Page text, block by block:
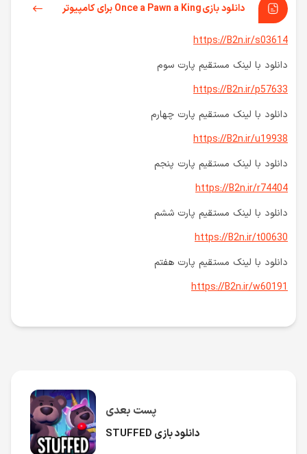
دانلود بازی Once a Pawn a King برای کامپیوتر
https://B2n.ir/s03614
دانلود با لینک مستقیم پارت سوم
https://B2n.ir/p57633
دانلود با لینک مستقیم پارت چهارم
https://B2n.ir/u19938
دانلود با لینک مستقیم پارت پنجم
https://B2n.ir/r74404
دانلود با لینک مستقیم پارت ششم
https://B2n.ir/t00630
دانلود با لینک مستقیم پارت هفتم
https://B2n.ir/w60191
پست بعدی
دانلود بازی STUFFED